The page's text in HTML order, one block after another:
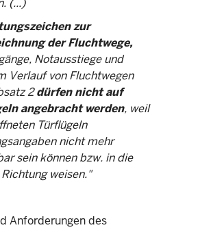
(...)
zur
der Fluchtwege,
Notausstiege und
Verlauf von Fluchtwegen
2dürfen nicht auf
angebracht werden, weil
Türflügeln
nicht mehr
sein können bzw. in die
weisen."
Anforderungen des